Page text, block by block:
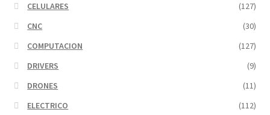
CELULARES
(127)
CNC
(30)
COMPUTACION
(127)
DRIVERS
(9)
DRONES
(11)
ELECTRICO
(112)